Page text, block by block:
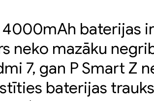
4000mAh baterijas
neko mazāku
7, gan P Smart Z
baterijas